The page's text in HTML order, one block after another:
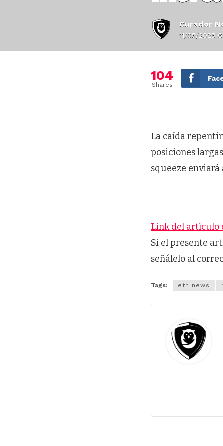
Curador
11/05/2025
104
Shares
La caída
posiciones
squeeze enviará
Link del artículo
Si el presente
señálelo al
Tags: eth news